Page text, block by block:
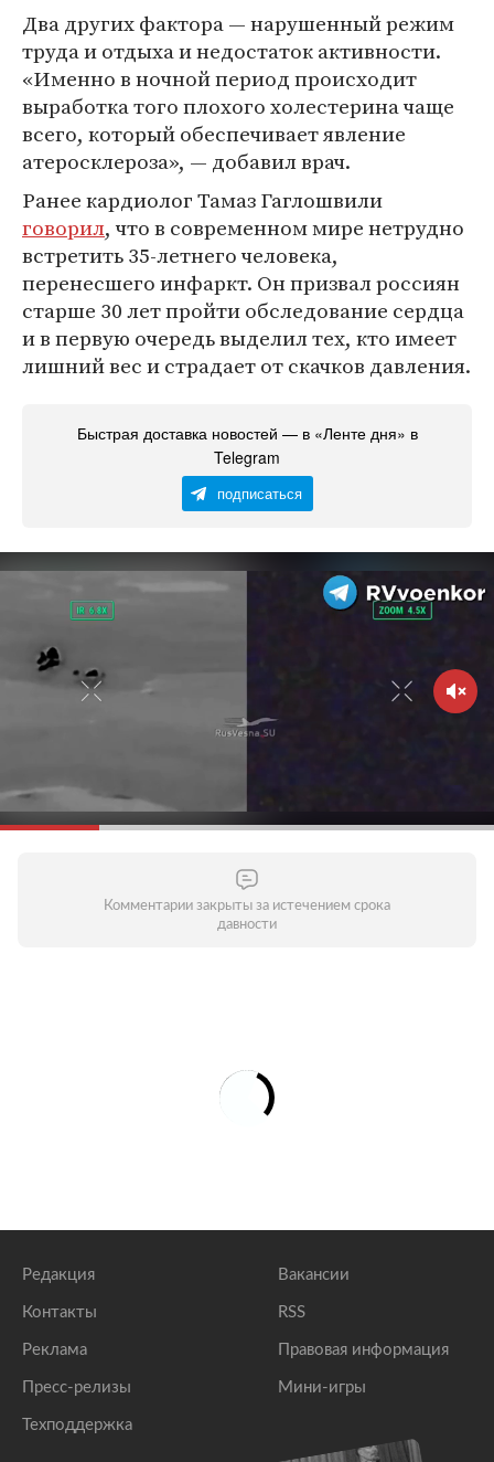
Два других фактора — нарушенный режим
труда и отдыха и недостаток активности.
«Именно в ночной период происходит
выработка того плохого холестерина чаще
всего, который обеспечивает явление
атеросклероза», — добавил врач.
Ранее кардиолог Тамаз Гаглошвили
говорил, что в современном мире нетрудно
встретить 35-летнего человека,
перенесшего инфаркт. Он призвал россиян
старше 30 лет пройти обследование сердца
и в первую очередь выделил тех, кто имеет
лишний вес и страдает от скачков давления.
Быстрая доставка новостей — в «Ленте дня» в
Telegram
подписаться
Комментарии закрыты за истечением срока
давности
Редакция
Контакты
Реклама
Пресс-релизы
Техподдержка
Вакансии
RSS
Правовая информация
Мини-игры